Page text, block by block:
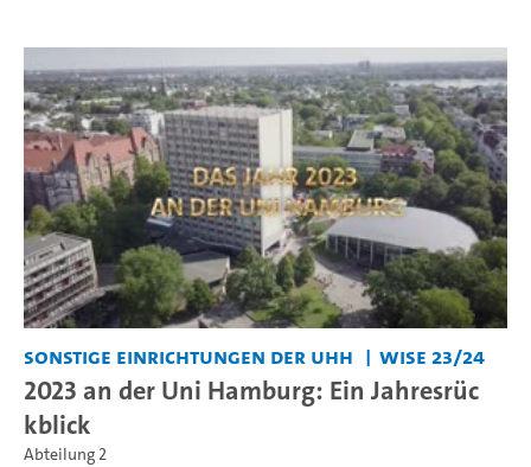
Sonstige Einrichtungen der UHH WiSe 23/24
2023 an der Uni Hamburg: Ein Jahresrüc
kblick
Abteilung 2